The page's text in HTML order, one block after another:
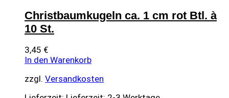
Christbaumkugeln ca. 1 cm rot Btl. à
10 St.
3,45 €
In den Warenkorb
zzgl. Versandkosten